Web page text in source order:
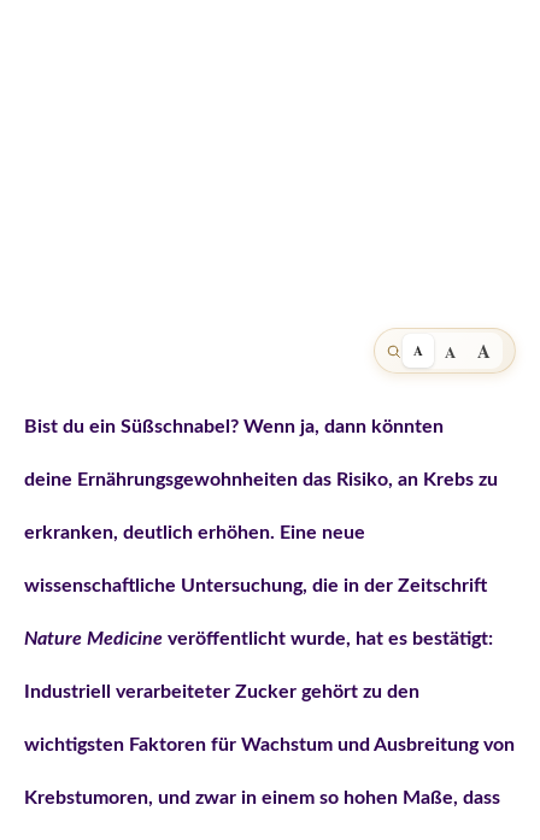
A A A
Bist du ein Süßschnabel? Wenn ja, dann könnten
deine Ernährungsgewohnheiten das Risiko, an Krebs zu
erkranken, deutlich erhöhen. Eine neue
wissenschaftliche Untersuchung, die in der Zeitschrift
Nature Medicine veröffentlicht wurde, hat es bestätigt:
Industriell verarbeiteter Zucker gehört zu den
wichtigsten Faktoren für Wachstum und Ausbreitung von
Krebstumoren, und zwar in einem so hohen Maße, dass